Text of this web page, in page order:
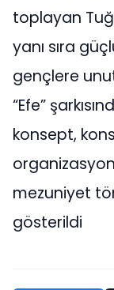
toplayan
yanı sıra
gençlere
“Efe”
konsept,
mezuniyet
gösterildi